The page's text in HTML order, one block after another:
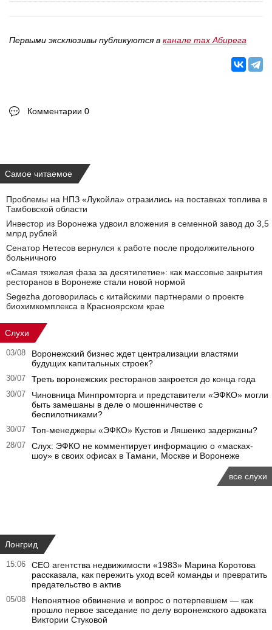
Первыми эксклюзивы публикуются в канале max Абирега
Комментарии 0
Самое читаемое
Проблемы на НПЗ «Лукойла» отразились на поставках топлива в
Тамбовской области
Инвестор из Воронежа удвоил вложения в семенной завод до 3,5
млрд рублей
Сенатор Нетесов вернулся к работе после продолжительного
больничного
«Самая тяжелая фаза за десятилетие»: как массовые закрытия
ресторанов в Воронеже стали новой нормой
Segezha договорилась с китайскими партнерами о проекте
биохимкомплекса в Красноярском крае
Слухи
03/08
Воронежский бизнес ждет централизации властями
будущих капитальных строек?
30/07 Треть воронежских ресторанов закроется до конца года
30/07
Чиновница Минпромторга и представители «ЭФКО» могли
быть замешаны в деле о мошенничестве с
беспилотниками?
30/07 Топ-менеджеры «ЭФКО» Кустов и Ляшенко задержаны?
28/07
Слух: ЭФКО не комментирует информацию о «масках-
шоу» в своих офисах в Тамани, Москве и Воронеже
все слухи
Лонгрид
15:06
CEO агентства недвижимости «1983» Марина Коротова
рассказала, как пережить уход всей команды и превратить
предательство в актив
05/08
Непонятное обвинение и вопрос о потерпевшем — как
прошло первое заседание по делу воронежского адвоката
Виктории Стуковой